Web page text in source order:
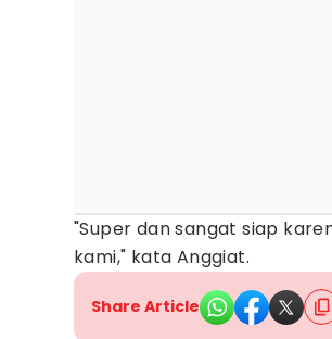
"Super dan sangat siap
kami," kata Anggiat.
Share Article